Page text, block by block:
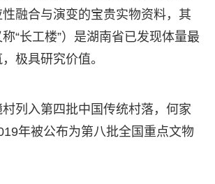
融合与演变的宝贵实物资料，其
“长工楼”）是湖南省已发现体量最
极具研究价值。
列入第四批中国传统村落，何家
年被公布为第八批全国重点文物